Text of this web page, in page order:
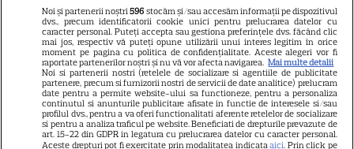
14
VEDETE STRĂINE
Sean Astin din „Stăpânul
Inelelor” a fost nevoit să își
vândă casa din cauza
salariului mic: Câți bani a
primit de fapt
Noi și partenerii noștri596 stocăm și/sau accesăm informații pe dispozitivul
dvs., precum identificatorii cookie unici pentru prelucrarea datelor cu
caracter personal. Puteți accepta sau gestiona preferințele dvs. făcând clic
mai jos, respectiv vă puteți opune utilizării unui interes legitim în orice
moment pe pagina cu politica de confidențialitate. Aceste alegeri vor fi
raportate partenerilor noștri și nu vă vor afecta navigarea. Mai multe detalii
Noi si partenerii nostri (retelele de socializare si agentiile de publicitate
partenere, precum si furnizorii nostri de servicii de date analitice) prelucram
date pentru a permite website-ului sa functioneze, pentru a personaliza
continutul si anunturile publicitare afisate in functie de interesele si/sau
profilul dvs., pentru a va oferi functionalitati aferente retelelor de socializare
si pentru a analiza traficul pe website. Beneficiati de drepturile prevazute de
art. 15-22 din GDPR in legatura cu prelucrarea datelor cu caracter personal.
Aceste drepturi pot fi exercitate prin modalitatea indicataaici. Prin click pe